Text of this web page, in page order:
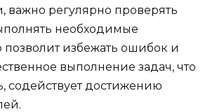
важно регулярно проверять
необходимые
позволит избежать ошибок и
выполнение задач, что
содействует достижению